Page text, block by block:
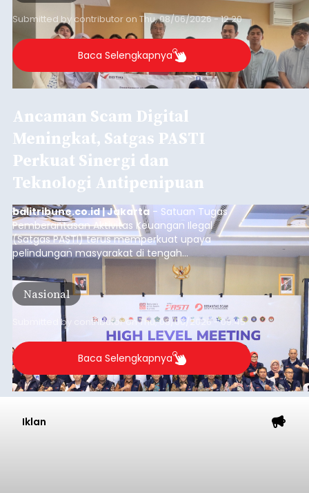
Submitted by contributor on Thu, 08/06/2026 - 12:20
Baca Selengkapnya
Ancaman Scam Digital
Meningkat, Satgas PASTI
Perkuat Sinergi dan
Teknologi Antipenipuan
balitribune.co.id | Jakarta - Satuan Tugas
Pemberantasan Aktivitas Keuangan Ilegal
(Satgas PASTI) terus memperkuat upaya
pelindungan masyarakat di tengah
meningkatnya ancaman penipuan digital yang
semakin kompleks.
Nasional
Submitted by contributoronThu, 08/06/2026 - 09:45
Baca Selengkapnya
Iklan